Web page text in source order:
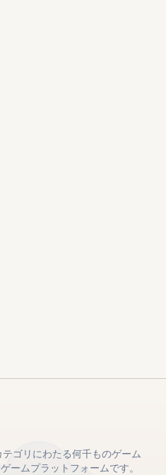
ゴリにわたる何千ものゲーム
ームプラットフォームです。